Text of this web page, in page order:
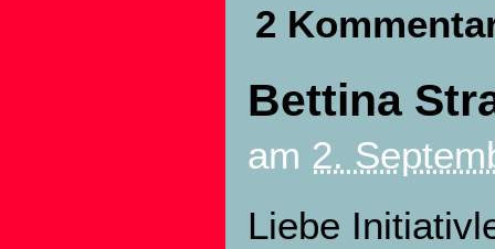
2
Bettina
am 2.
Liebe